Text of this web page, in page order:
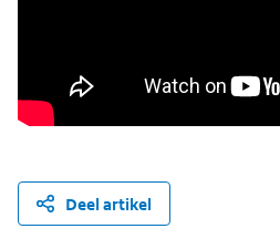
Deel artikel